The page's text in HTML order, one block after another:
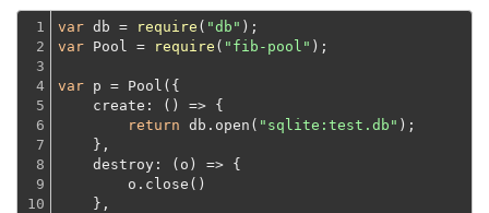
1
2
3
4
5
6
7
8
9
10
var db = require ( "db"
var Pool = require ( "fib-pool" );
var p = Pool({
create : () => {
return db.open( "sqlite:test.db" );
    },
destroy : ( o ) => {
        o.close()
    },